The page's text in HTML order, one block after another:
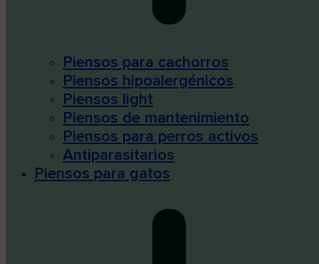
Piensos para cachorros
Piensos hipoalergénicos
Piensos light
Piensos de mantenimiento
Piensos para perros activos
Antiparasitarios
Piensos para gatos